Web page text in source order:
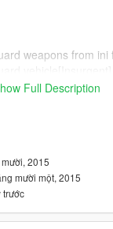
weapons from ini
leave you
bodygurads(press L)
file
in one time (press J)
file
Full Description
2015
mười một, 2015
trước